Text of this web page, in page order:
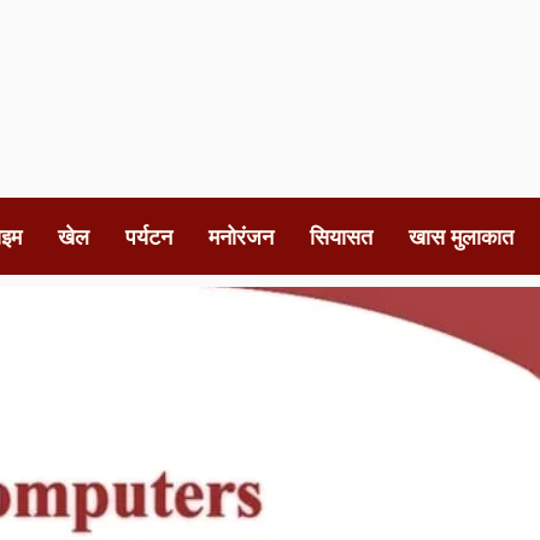
खेल पर्यटन मनोरंजन सियासत खास मुलाकात